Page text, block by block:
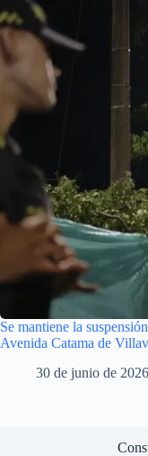
Se mantiene la
Avenida Catama de
30 de junio de 2026